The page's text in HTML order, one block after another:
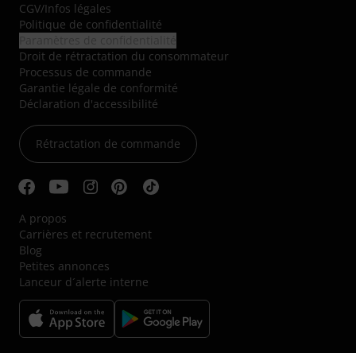
CGV/Infos légales
Politique de confidentialité
Droit de rétractation du consommateur
Processus de commande
Garantie légale de conformité
Déclaration d'accessibilité
Rétractation de commande
A propos
Carrières et recrutement
Blog
Petites annonces
Lanceur d´alerte interne